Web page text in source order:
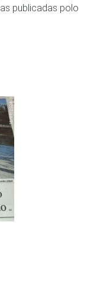
publicadas polo